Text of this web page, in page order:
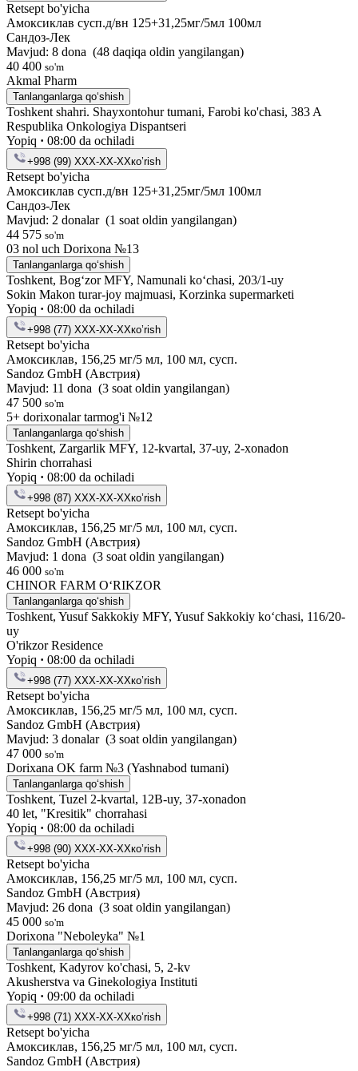
Retsept bo'yicha
Амоксиклав сусп.д/вн 125+31,25мг/5мл 100мл
Сандоз-Лек
Mavjud: 8 dona (48 daqiqa oldin yangilangan)
40 400 so'm
Akmal Pharm
Tanlanganlarga qo‘shish
Toshkent shahri. Shayxontohur tumani, Farobi ko'chasi, 383 A
Respublika Onkologiya Dispantseri
Yopiq · 08:00 da ochiladi
+998 (99) XXX-XX-XXкo’rish
Retsept bo'yicha
Амоксиклав сусп.д/вн 125+31,25мг/5мл 100мл
Сандоз-Лек
Mavjud: 2 donalar (1 soat oldin yangilangan)
44 575 so'm
03 nol uch Dorixona №13
Tanlanganlarga qo‘shish
Toshkent, Bog‘zor MFY, Namunali ko‘chasi, 203/1-uy
Sokin Makon turar-joy majmuasi, Korzinka supermarketi
Yopiq · 08:00 da ochiladi
+998 (77) XXX-XX-XXкo’rish
Retsept bo'yicha
Амоксиклав, 156,25 мг/5 мл, 100 мл, сусп.
Sandoz GmbH (Австрия)
Mavjud: 11 dona (3 soat oldin yangilangan)
47 500 so'm
5+ dorixonalar tarmog'i №12
Tanlanganlarga qo‘shish
Toshkent, Zargarlik MFY, 12-kvartal, 37-uy, 2-xonadon
Shirin chorrahasi
Yopiq · 08:00 da ochiladi
+998 (87) XXX-XX-XXкo’rish
Retsept bo'yicha
Амоксиклав, 156,25 мг/5 мл, 100 мл, сусп.
Sandoz GmbH (Австрия)
Mavjud: 1 dona (3 soat oldin yangilangan)
46 000 so'm
CHINOR FARM OʻRIKZOR
Tanlanganlarga qo‘shish
Toshkent, Yusuf Sakkokiy MFY, Yusuf Sakkokiy ko‘chasi, 116/20-
uy
O'rikzor Residence
Yopiq · 08:00 da ochiladi
+998 (77) XXX-XX-XXкo’rish
Retsept bo'yicha
Амоксиклав, 156,25 мг/5 мл, 100 мл, сусп.
Sandoz GmbH (Австрия)
Mavjud: 3 donalar (3 soat oldin yangilangan)
47 000 so'm
Dorixana OK farm №3 (Yashnabod tumani)
Tanlanganlarga qo‘shish
Toshkent, Tuzel 2-kvartal, 12B-uy, 37-xonadon
40 let, "Kresitik" chorrahasi
Yopiq · 08:00 da ochiladi
+998 (90) XXX-XX-XXкo’rish
Retsept bo'yicha
Амоксиклав, 156,25 мг/5 мл, 100 мл, сусп.
Sandoz GmbH (Австрия)
Mavjud: 26 dona (3 soat oldin yangilangan)
45 000 so'm
Dorixona "Neboleyka" №1
Tanlanganlarga qo‘shish
Toshkent, Kadyrov ko'chasi, 5, 2-kv
Akusherstva va Ginekologiya Instituti
Yopiq · 09:00 da ochiladi
+998 (71) XXX-XX-XXкo’rish
Retsept bo'yicha
Амоксиклав, 156,25 мг/5 мл, 100 мл, сусп.
Sandoz GmbH (Австрия)